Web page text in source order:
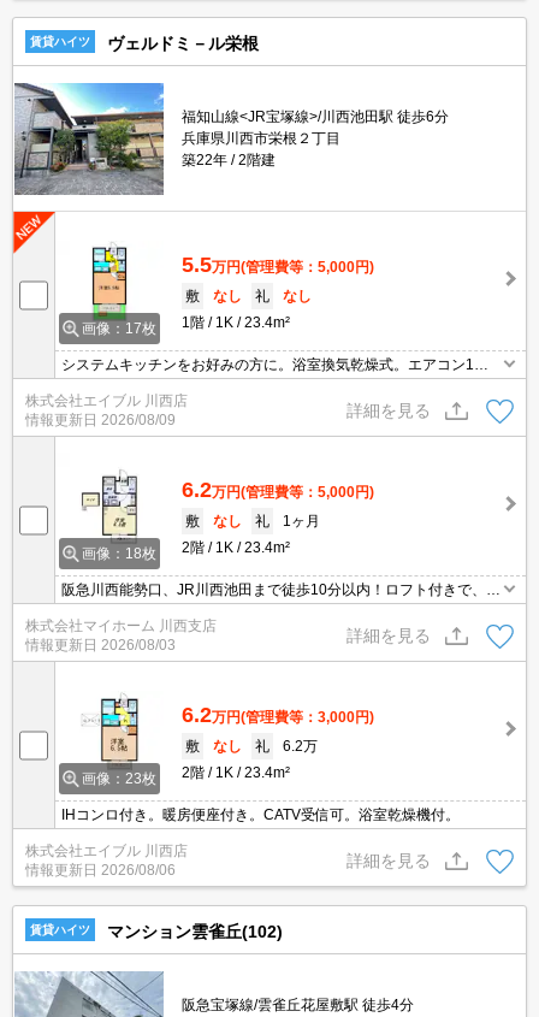
賃貸ハイツ ヴェルドミ－ル栄根
福知山線<JR宝塚線>/川西池田駅 徒歩6分
兵庫県川西市栄根２丁目
築22年
2階建
画像：17枚
5.5万円(管理費等：5,000円)
敷
なし 礼
なし
1階
1K 23.4m²
システムキッチンをお好みの方に。浴室換気乾燥式。エアコン1基
付き。TVインターホン付き。
株式会社エイブル 川西店
情報更新日 2026/08/09
詳細を見る
画像：18枚
6.2万円(管理費等：5,000円)
敷
なし 礼
1ヶ月
2階
1K 23.4m²
阪急川西能勢口、JR川西池田まで徒歩10分以内！ロフト付きで、お
部屋を広々と使えます！浴室乾燥機、室内物干し付きで、生活に嬉
しい設備満載！オートロック、モニター付きインターホン搭載でセ
キュリティ面でも安心です♪キッチンは2口IHコンロで、自炊される
方におすすめです♪
株式会社マイホーム 川西支店
情報更新日 2026/08/03
詳細を見る
画像：23枚
6.2万円(管理費等：3,000円)
敷
なし 礼
6.2万
2階
1K 23.4m²
IHコンロ付き。暖房便座付き。CATV受信可。浴室乾燥機付。
株式会社エイブル 川西店
情報更新日 2026/08/06
詳細を見る
賃貸ハイツ マンション雲雀丘(102)
阪急宝塚線/雲雀丘花屋敷駅 徒歩4分